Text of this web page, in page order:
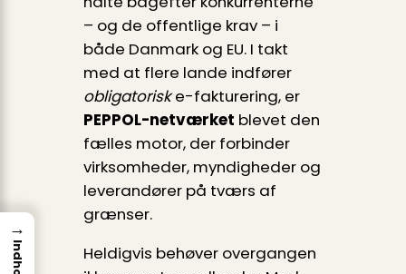
– og de offentlige krav – i
både Danmark og EU. I takt
med at flere lande indfører
obligatoriske-fakturering, er
PEPPOL-netværket blevet den
fælles motor, der forbinder
virksomheder, myndigheder og
leverandører på tværs af
grænser.
Heldigvis behøver overgangen
→